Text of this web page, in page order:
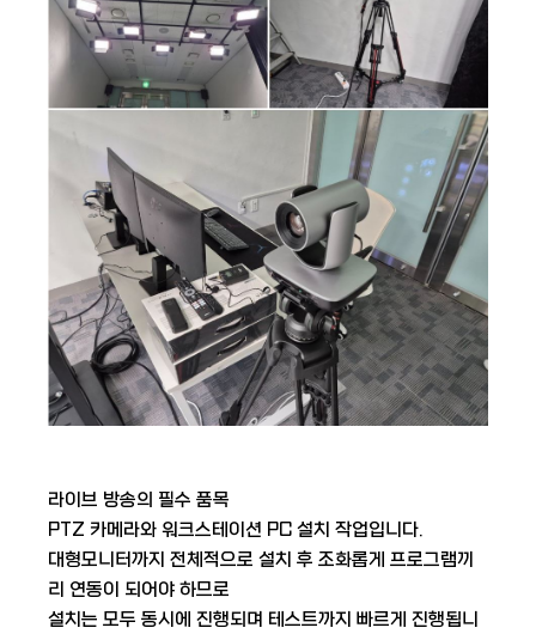
라이브 방송의 필수 품목
PTZ 카메라와 워크스테이션 PC 설치 작업입니다.
대형모니터까지 전체적으로 설치 후 조화롭게 프로그램끼
리 연동이 되어야 하므로
설치는 모두 동시에 진행되며 테스트까지 빠르게 진행됩니